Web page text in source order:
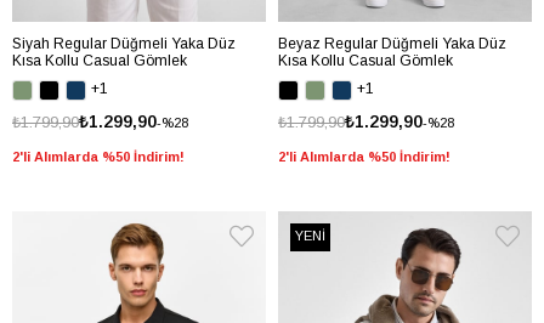
Siyah Regular Düğmeli Yaka Düz
Kısa Kollu Casual Gömlek
+1
%28
₺1.299,90
₺1.799,90
2'li Alımlarda %50 İndirim!
Beyaz Regular Düğmeli Yaka Düz
Kısa Kollu Casual Gömlek
+1
%28
₺1.299,90
₺1.799,90
2'li Alımlarda %50 İndirim!
YENİ